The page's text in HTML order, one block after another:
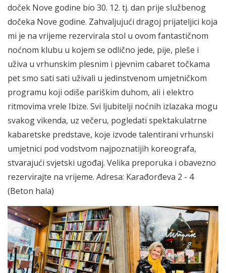
doček Nove godine bio 30. 12. tj. dan prije službenog
dočeka Nove godine. Zahvaljujući dragoj prijateljici koja
mi je na vrijeme rezervirala stol u ovom fantastičnom
noćnom klubu u kojem se odlično jede, pije, pleše i
uživa u vrhunskim plesnim i pjevnim cabaret točkama
pet smo sati sati uživali u jedinstvenom umjetničkom
programu koji odiše pariškim duhom, ali i elektro
ritmovima vrele Ibize. Svi ljubitelji noćnih izlazaka mogu
svakog vikenda, uz večeru, pogledati spektakulatrne
kabaretske predstave, koje izvode talentirani vrhunski
umjetnici pod vodstvom najpoznatijih koreografa,
stvarajući svjetski ugođaj. Velika preporuka i obavezno
rezervirajte na vrijeme. Adresa: Karađorđeva 2 - 4
(Beton hala)